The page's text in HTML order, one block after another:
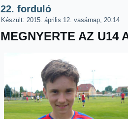
22. forduló
Készült: 2015. április 12. vasárnap, 20:14
MEGNYERTE AZ U14